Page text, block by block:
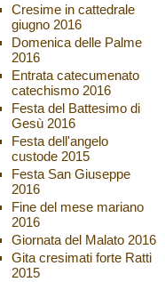
Cresime in cattedrale
giugno 2016
Domenica delle Palme
2016
Entrata catecumenato
catechismo 2016
Festa del Battesimo di
Gesù 2016
Festa dell'angelo
custode 2015
Festa San Giuseppe
2016
Fine del mese mariano
2016
Giornata del Malato 2016
Gita cresimati forte Ratti
2015